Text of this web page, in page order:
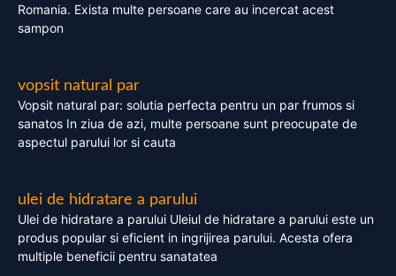
Romania. Exista multe persoane care au incercat acest
sampon
vopsit natural par
Vopsit natural par: solutia perfecta pentru un par frumos si
sanatos In ziua de azi, multe persoane sunt preocupate de
aspectul parului lor si cauta
ulei de hidratare a parului
Ulei de hidratare a parului Uleiul de hidratare a parului este un
produs popular si eficient in ingrijirea parului. Acesta ofera
multiple beneficii pentru sanatatea